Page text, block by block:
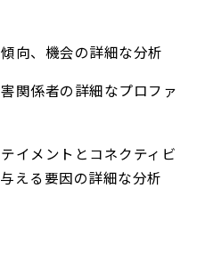
向、機会の詳細な分析
関係者の詳細なプロファ
イメントとコネクティビ
える要因の詳細な分析